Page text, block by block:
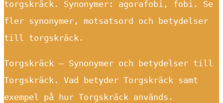
torgskräck. Synonymer: agorafobi, fobi. Se
fler synonymer, motsatsord och betydelser
till torgskräck.
Torgskräck – Synonymer och betydelser till
Torgskräck. Vad betyder Torgskräck samt
exempel på hur Torgskräck används.